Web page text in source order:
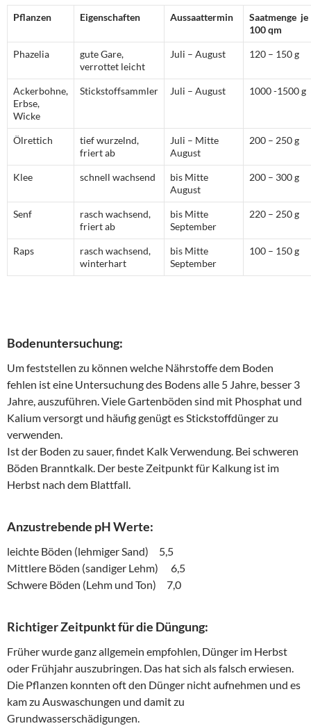
Pflanzen Eigenschaften Aussaattermin
Saatmenge je
100 qm
Phazelia
gute Gare,
verrottet leicht
Juli – August 120 – 150 g
Ackerbohne,
Erbse,
Wicke
Stickstoffsammler Juli – August 1000 -1500 g
Ölrettich
tief wurzelnd,
friert ab
Juli – Mitte
August
200 – 250 g
Klee schnell wachsend
bis Mitte
August
200 – 300 g
Senf
rasch wachsend,
friert ab
bis Mitte
September
220 – 250 g
Raps
rasch wachsend,
winterhart
bis Mitte
September
100 – 150 g
Bodenuntersuchung:
Um feststellen zu können welche Nährstoffe dem Boden
fehlen ist eine Untersuchung des Bodens alle 5 Jahre, besser 3
Jahre, auszuführen. Viele Gartenböden sind mit Phosphat und
Kalium versorgt und häufig genügt es Stickstoffdünger zu
verwenden.
Ist der Boden zu sauer, findet Kalk Verwendung. Bei schweren
Böden Branntkalk. Der beste Zeitpunkt für Kalkung ist im
Herbst nach dem Blattfall.
Anzustrebende pH Werte:
leichte Böden (lehmiger Sand) 5,5
Mittlere Böden (sandiger Lehm) 6,5
Schwere Böden (Lehm und Ton) 7,0
Richtiger Zeitpunkt für die Düngung:
Früher wurde ganz allgemein empfohlen, Dünger im Herbst
oder Frühjahr auszubringen. Das hat sich als falsch erwiesen.
Die Pflanzen konnten oft den Dünger nicht aufnehmen und es
kam zu Auswaschungen und damit zu
Grundwasserschädigungen.